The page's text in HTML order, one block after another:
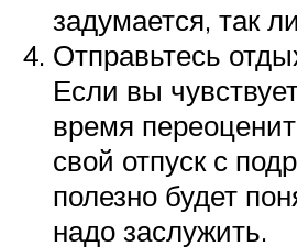
задумается, так
Отправьтесь
Если вы
время
свой отпуск с
полезно будет
надо заслужить.